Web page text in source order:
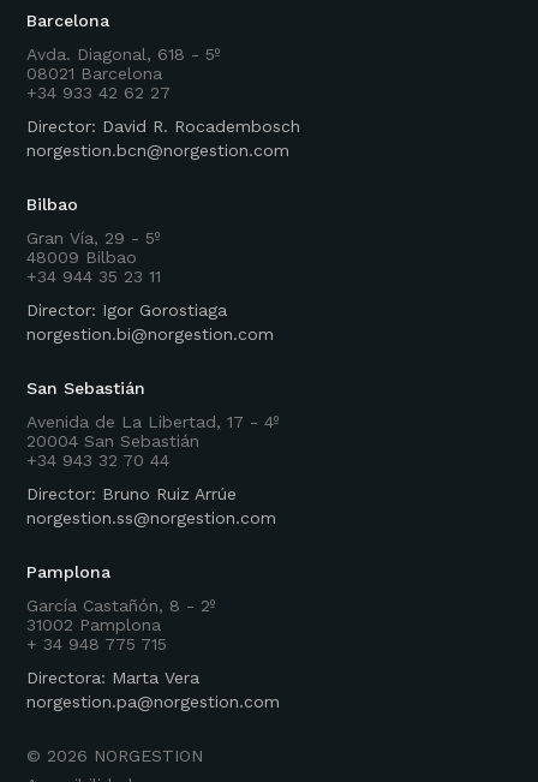
Barcelona
Avda. Diagonal, 618 - 5º
08021 Barcelona
+34 933 42 62 27
Director: David R. Rocadembosch
norgestion.bcn@norgestion.com
Bilbao
Gran Vía, 29 - 5º
48009 Bilbao
+34 944 35 23 11
Director: Igor Gorostiaga
norgestion.bi@norgestion.com
San Sebastián
Avenida de La Libertad, 17 - 4º
20004 San Sebastián
+34 943 32 70 44
Director: Bruno Ruiz Arrúe
norgestion.ss@norgestion.com
Pamplona
García Castañón, 8 - 2º
31002 Pamplona
+ 34 948 775 715
Directora: Marta Vera
norgestion.pa@norgestion.com
© 2026 NORGESTION